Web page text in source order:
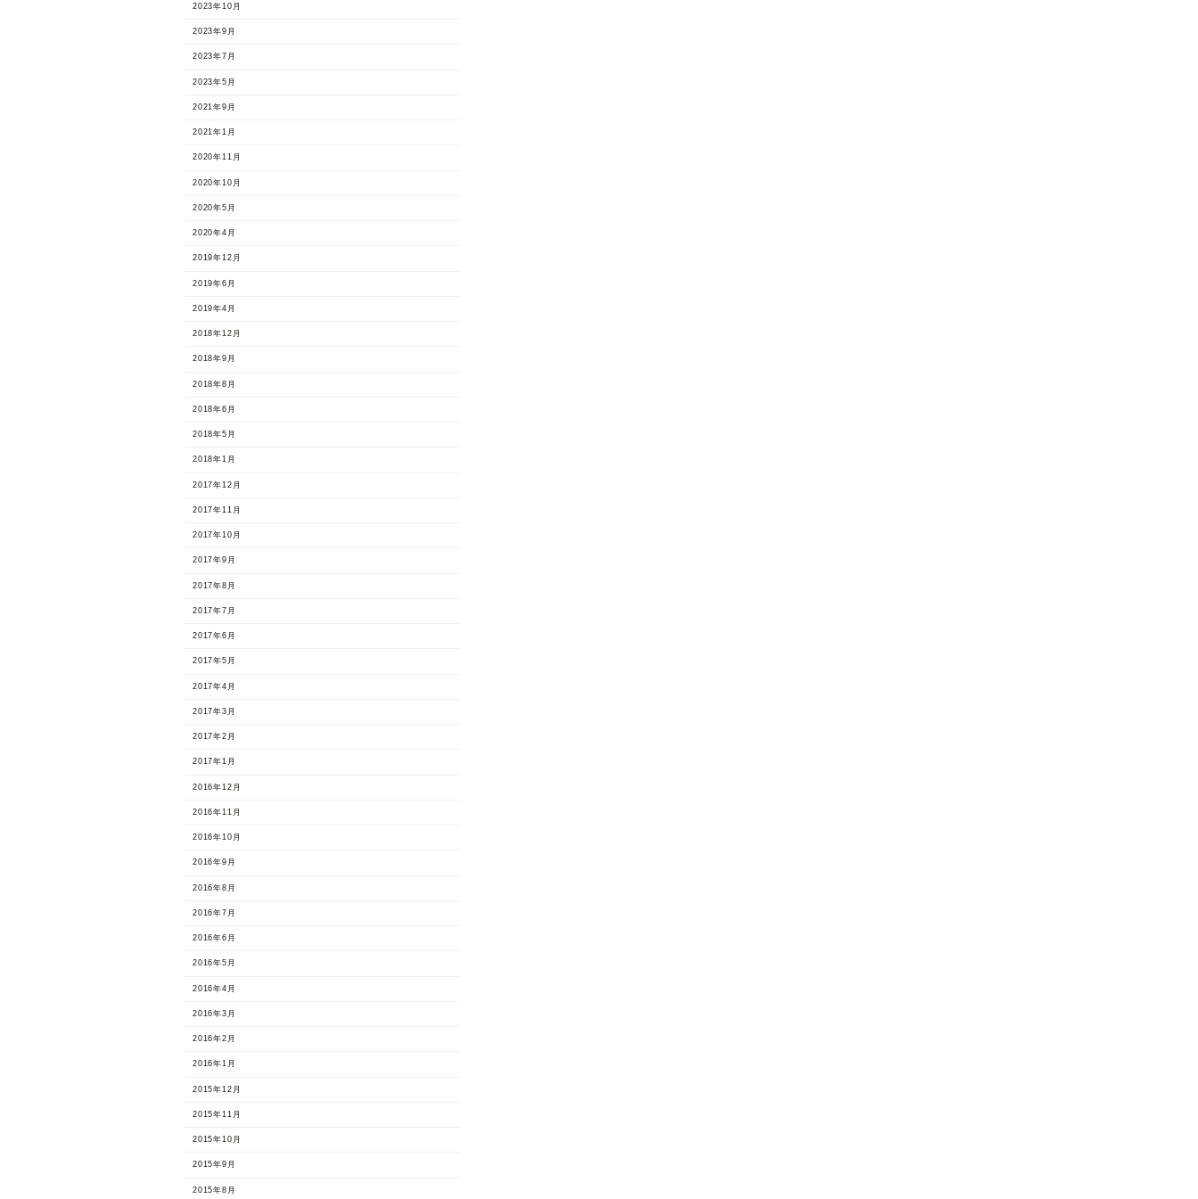
2023年10月
2023年9月
2023年7月
2023年5月
2021年9月
2021年1月
2020年11月
2020年10月
2020年5月
2020年4月
2019年12月
2019年6月
2019年4月
2018年12月
2018年9月
2018年8月
2018年6月
2018年5月
2018年1月
2017年12月
2017年11月
2017年10月
2017年9月
2017年8月
2017年7月
2017年6月
2017年5月
2017年4月
2017年3月
2017年2月
2017年1月
2016年12月
2016年11月
2016年10月
2016年9月
2016年8月
2016年7月
2016年6月
2016年5月
2016年4月
2016年3月
2016年2月
2016年1月
2015年12月
2015年11月
2015年10月
2015年9月
2015年8月